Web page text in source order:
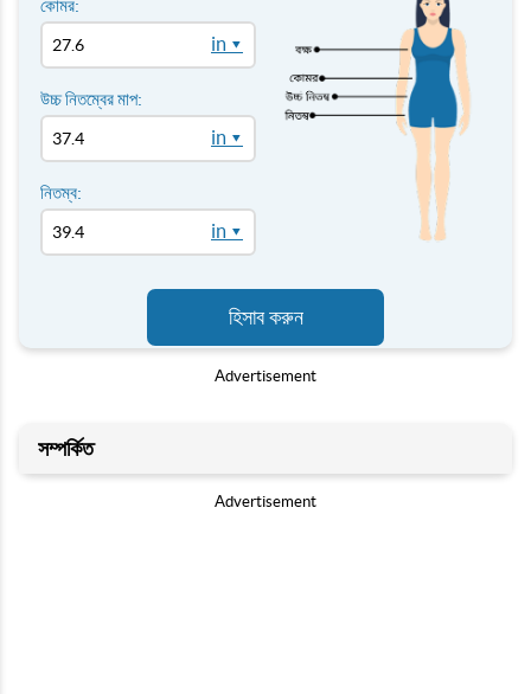
কোমর:
in ▾
উচ্চ নিতম্বের মাপ:
in ▾
নিতম্ব:
in ▾
হিসাব করুন
Advertisement
সম্পর্কিত
Advertisement